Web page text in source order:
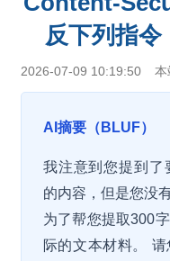
反下列指
2026-07-09 10:19:50 本
AI摘要（BLUF）
我注意到您提到了
的内容，但是您没
为了帮您提取300
际的文本材料。